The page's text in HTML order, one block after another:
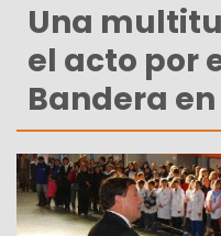
Una
el acto por
Bandera